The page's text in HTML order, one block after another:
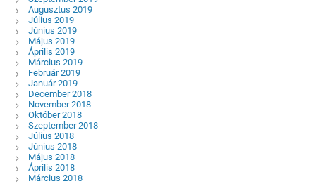
Augusztus 2019
Július 2019
Június 2019
Május 2019
Április 2019
Március 2019
Február 2019
Január 2019
December 2018
November 2018
Október 2018
Szeptember 2018
Július 2018
Június 2018
Május 2018
Április 2018
Március 2018